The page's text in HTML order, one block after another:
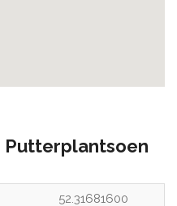
Putterplantsoen
52.31681600